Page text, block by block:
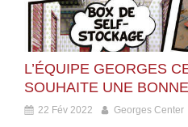
L’ÉQUIPE GEORGES
SOUHAITE UNE
22 Fév 2022 Georges Center